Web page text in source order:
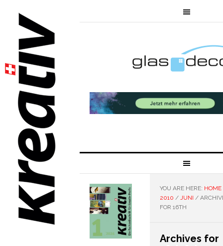
YOU ARE HERE: HOME
2010 / JUNI /
FOR 16TH
Archives for